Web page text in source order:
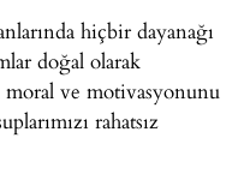
hiçbir dayanağı
doğal olarak
moral ve motivasyonunu
rahatsız